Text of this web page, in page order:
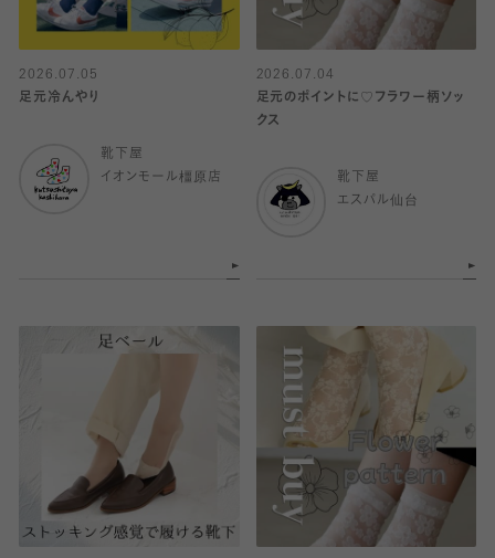
2026.07.05
足元冷んやり
靴下屋
イオンモール橿原店
2026.07.04
足元のポイントに♡フラワー柄ソッ
クス
靴下屋
エスパル仙台